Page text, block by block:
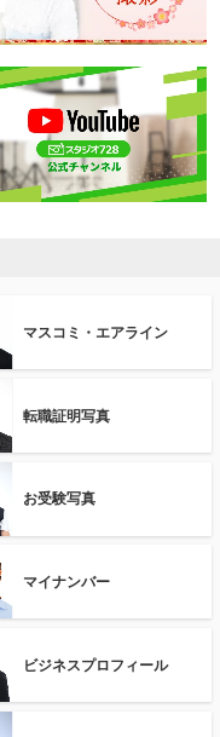
マスコミ・エアライン
転職証明写真
お受験写真
マイナンバー
ビジネスプロフィール